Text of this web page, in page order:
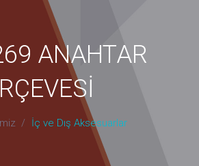
ANAHTAR
İç ve Dış Aksesuarlar